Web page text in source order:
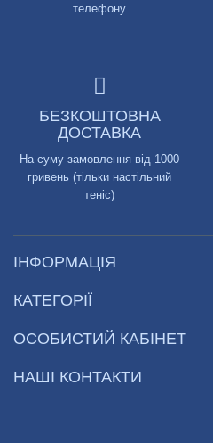
телефону
БЕЗКОШТОВНА
ДОСТАВКА
На суму замовлення від 1000
гривень (тільки настільний
теніс)
ІНФОРМАЦІЯ
КАТЕГОРІЇ
ОСОБИСТИЙ КАБІНЕТ
НАШІ КОНТАКТИ